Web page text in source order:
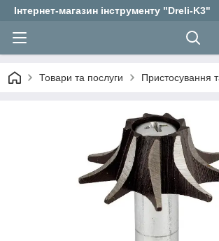
Інтернет-магазин інструменту "Dreli-K3"
Товари та послуги Пристосування